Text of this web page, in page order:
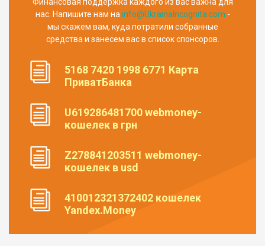
Финансовая поддержка каждого из вас важна для
нас. Напишите нам наinfo@UkrainaIncognita.com -
мы скажем вам, куда потратили собранные
средства и занесем вас в список спонсоров.
5168 7420 1998 6771 Карта
ПриватБанка
U619286481700 webmoney-
кошелек в грн
Z278841203511 webmoney-
кошелек в usd
410012321372402 кошелек
Yandex.Money